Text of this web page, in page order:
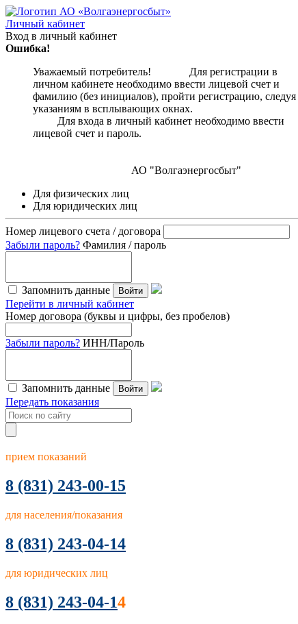
Личный кабинет
Вход в личный кабинет
Ошибка!
Уважаемый потребитель! Для регистрации в
личном кабинете необходимо ввести лицевой счет и
фамилию (без инициалов), пройти регистрацию, следуя
указаниям в всплывающих окнах.
Для входа в личный кабинет необходимо ввести
лицевой счет и пароль.
АО "Волгаэнергосбыт"
Для физических лиц
Для юридических лиц
Номер лицевого счета / договора
Забыли пароль? Фамилия / пароль
Запомнить данные Войти
Перейти в личный кабинет
Номер договора (буквы и цифры, без пробелов)
Забыли пароль? ИНН/Пароль
Запомнить данные Войти
Передать показания
прием показаний
8 (831) 243-00-15
для населения/показания
8 (831) 243-04-14
для юридических лиц
8 (831) 243-04-14